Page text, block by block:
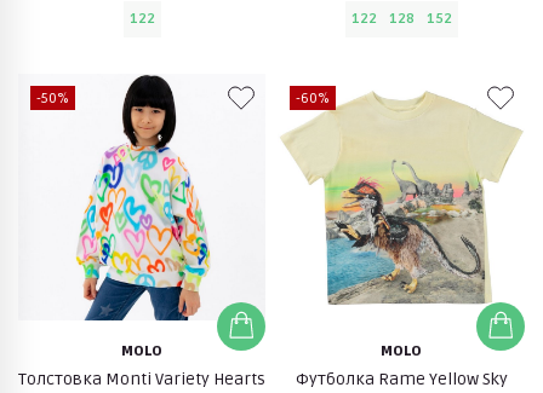
122 122 128 152
-50%
MOLO
Толстовка Monti Variety Hearts
-60%
MOLO
Футболка Rame Yellow Sky